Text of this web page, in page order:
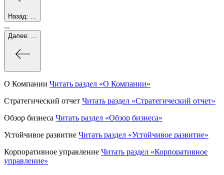
Назад:
...
Далее:
О Компании Читать раздел «О Компании»
Стратегический отчет Читать раздел «Стратегический отчет»
Обзор бизнеса Читать раздел «Обзор бизнеса»
Устойчивое развитие Читать раздел «Устойчивое развитие»
Корпоративное управление Читать раздел «Корпоративное
управление»